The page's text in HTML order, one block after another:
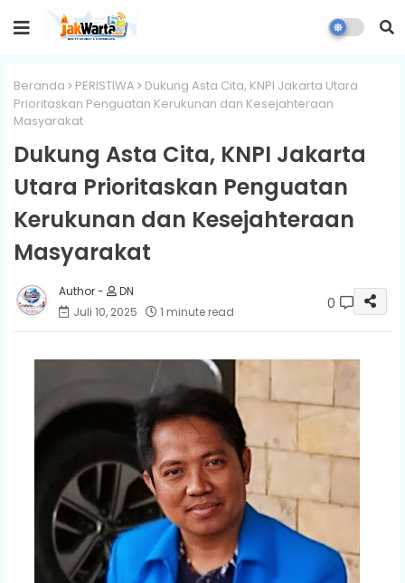
Beranda PERISTIWA
Dukung Asta Cita, KNPI Jakarta Utara
Prioritaskan Penguatan Kerukunan dan Kesejahteraan
Masyarakat
Dukung Asta Cita, KNPI Jakarta
Utara Prioritaskan Penguatan
Kerukunan dan Kesejahteraan
Masyarakat
DN
Juli 10, 2025
1 minute read 0